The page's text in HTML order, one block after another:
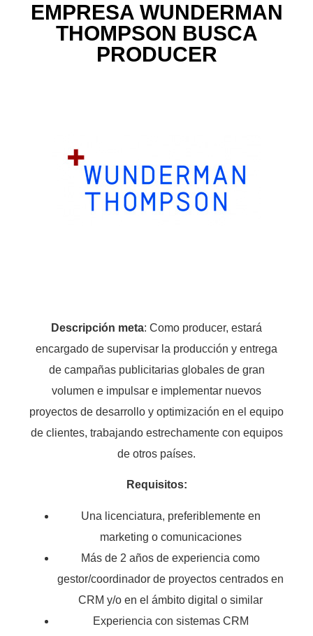
EMPRESA WUNDERMAN
THOMPSON BUSCA
PRODUCER
Descripción meta: Como producer, estará
encargado de supervisar la producción y entrega
de campañas publicitarias globales de gran
volumen e impulsar e implementar nuevos
proyectos de desarrollo y optimización en el equipo
de clientes, trabajando estrechamente con equipos
de otros países.
Requisitos:
Una licenciatura, preferiblemente en
marketing o comunicaciones
Más de 2 años de experiencia como
gestor/coordinador de proyectos centrados en
CRM y/o en el ámbito digital o similar
Experiencia con sistemas CRM